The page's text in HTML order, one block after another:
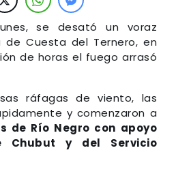
se desató un voraz
de Cuesta del Ternero, en
de horas el fuego arrasó
ráfagas de viento, las
y comenzaron a
de Río Negro con apoyo
Chubut y del Servicio